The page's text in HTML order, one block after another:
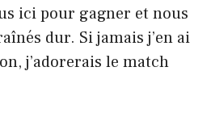
ici pour gagner et nous
dur. Si jamais j’en ai
j’adorerais le match